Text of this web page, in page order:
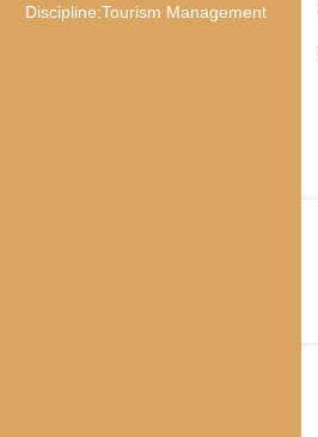
Discipline:Tourism Management